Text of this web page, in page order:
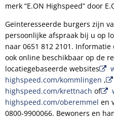
merk “E.ON Highspeed” door
Geïnteresseerde burgers zijn
persoonlijke afspraak bij u op
naar 0651 812 2101.
ook online beschikbaar op de
locatiegebaseerde websites
highspeed.com/kommlingen ,
highspeed.com/krettnach of
highspeed.com/oberemmel en
0800-9900066. Bewoners en